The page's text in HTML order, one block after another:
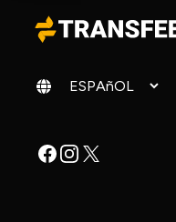
Cambiar idioma
Facebook
Instagram
X